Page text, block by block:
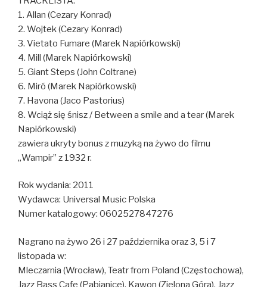
1. Allan (Cezary Konrad)
2. Wojtek (Cezary Konrad)
3. Vietato Fumare (Marek Napiórkowski)
4. Mill (Marek Napiórkowski)
5. Giant Steps (John Coltrane)
6. Miró (Marek Napiórkowski)
7. Havona (Jaco Pastorius)
8. Wciąż się śnisz / Between a smile and a tear (Marek
Napiórkowski)
zawiera ukryty bonus z muzyką na żywo do filmu
„Wampir” z 1932 r.
Rok wydania: 2011
Wydawca: Universal Music Polska
Numer katalogowy: 0602527847276
Nagrano na żywo 26 i 27 października oraz 3, 5 i 7
listopada w:
Mleczarnia (Wrocław), Teatr from Poland (Częstochowa),
Jazz Bass Cafe (Pabianice), Kawon (Zielona Góra), Jazz